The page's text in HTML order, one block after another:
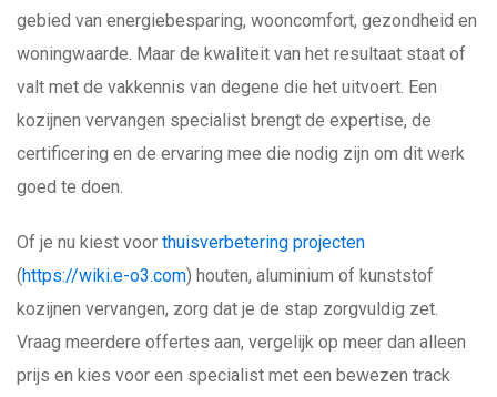
gebied van energiebesparing, wooncomfort, gezondheid en
woningwaarde. Maar de kwaliteit van het resultaat staat of
valt met de vakkennis van degene die het uitvoert. Een
kozijnen vervangen specialist brengt de expertise, de
certificering en de ervaring mee die nodig zijn om dit werk
goed te doen.
Of je nu kiest voor thuisverbetering projecten
(https://wiki.e-o3.com) houten, aluminium of kunststof
kozijnen vervangen, zorg dat je de stap zorgvuldig zet.
Vraag meerdere offertes aan, vergelijk op meer dan alleen
prijs en kies voor een specialist met een bewezen track